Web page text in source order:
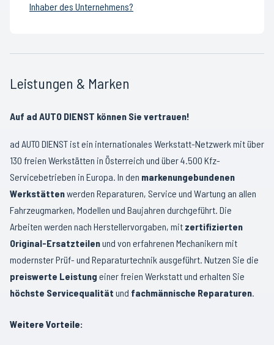
Inhaber des Unternehmens?
Leistungen & Marken
Auf ad AUTO DIENST können Sie vertrauen!
ad AUTO DIENST ist ein internationales Werkstatt-Netzwerk mit über
130 freien Werkstätten in Österreich und über 4.500 Kfz-
Servicebetrieben in Europa. In den markenungebundenen
Werkstättenwerden Reparaturen, Service und Wartung an allen
Fahrzeugmarken, Modellen und Baujahren durchgeführt. Die
Arbeiten werden nach Herstellervorgaben, mit zertifizierten
Original-Ersatzteilenund von erfahrenen Mechanikern mit
modernster Prüf- und Reparaturtechnik ausgeführt. Nutzen Sie die
preiswerte Leistung einer freien Werkstatt und erhalten Sie
höchste Servicequalität und fachmännische Reparaturen.
Weitere Vorteile: